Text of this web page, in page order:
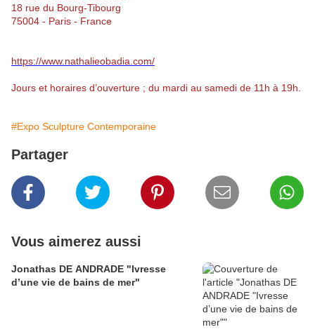
18 rue du Bourg-Tibourg
75004 - Paris - France
https://www.nathalieobadia.com/
Jours et horaires d’ouverture ; du mardi au samedi de 11h à 19h.
#Expo Sculpture Contemporaine
Partager
Vous aimerez aussi
Jonathas DE ANDRADE "Ivresse
d’une vie de bains de mer"